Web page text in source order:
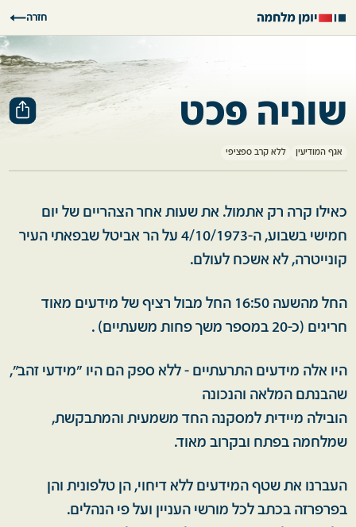
חזרה
שוניה פכט
אגף המודיעין ללא קרב ספציפי
כאילו קרה רק אתמול. את שעות אחר הצהריים של יום
חמישי בשבוע, ה-4/10/1973 על הר אביטל שבפאתי העיר
קונייטרה, לא אשכח לעולם.
החל מהשעה 16:50 החל מבול רציף של מידעים מאוד
חריגים (כ-20 במספר משך פחות משעתיים) .
היו אלה מידעים התרעתיים - ללא ספק הם היו "מידעי זהב",
שהבנתם המלאה והנכונה
הובילה מיידית למסקנה החד משמעית והמתבקשת,
שמלחמה בפתח ובקרוב מאוד.
העברנו את שטף המידעים ללא דיחוי, הן טלפונית והן
בפרפרזה בכתב לכל מורשי העניין ועל פי הנהלים.